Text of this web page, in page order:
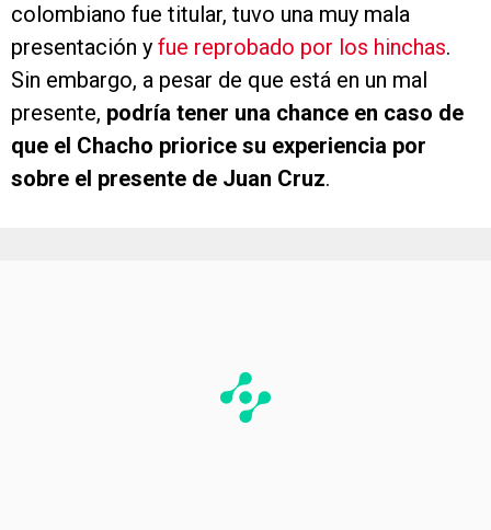
colombiano fue titular, tuvo una muy mala
presentación y fue reprobado por los hinchas.
Sin embargo, a pesar de que está en un mal
presente, podría tener una chance en caso de
que el Chacho priorice su experiencia por
sobre el presente de Juan Cruz.